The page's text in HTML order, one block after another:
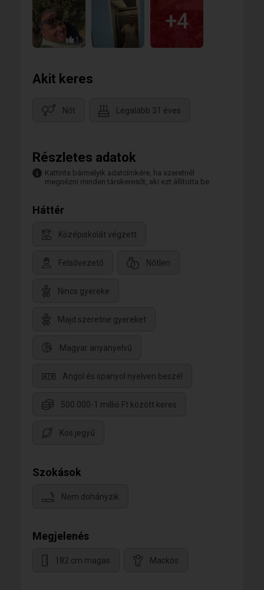
1
+4
Akit keres
Nőt Legalább 31 éves
Részletes adatok
Kattints bármelyik adatcímkére, ha szeretnél
megnézni minden társkeresőt, aki ezt állította be.
Háttér
Középiskolát végzett
Felsővezető Nőtlen
Nincs gyereke
Majd szeretne gyereket
Magyar anyanyelvű
Angol és spanyol nyelven beszél
500.000-1 millió Ft között keres
Kos jegyű
Szokások
Nem dohányzik
Megjelenés
182 cm magas Mackós